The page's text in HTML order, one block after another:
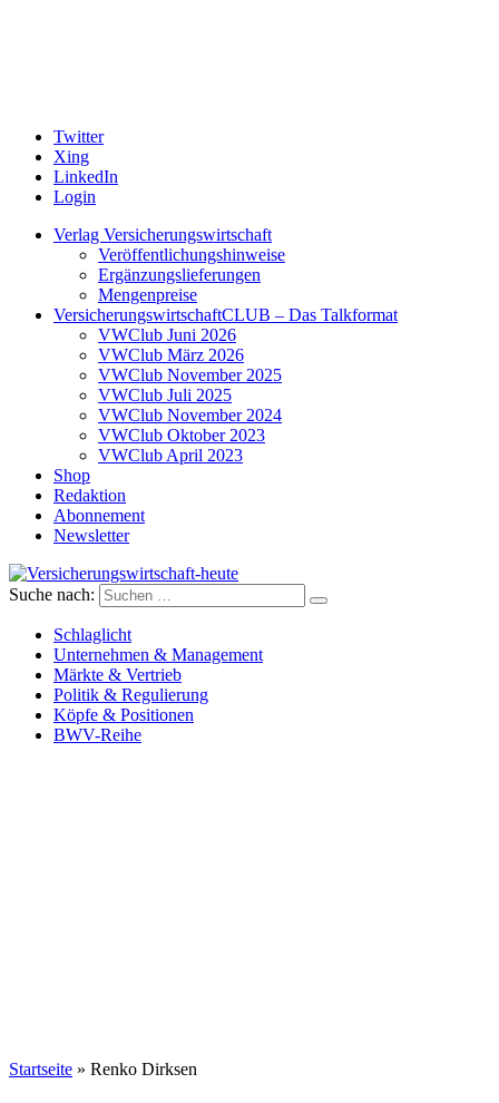
Twitter
Xing
LinkedIn
Login
Verlag Versicherungswirtschaft
Veröffentlichungshinweise
Ergänzungslieferungen
Mengenpreise
VersicherungswirtschaftCLUB – Das Talkformat
VWClub Juni 2026
VWClub März 2026
VWClub November 2025
VWClub Juli 2025
VWClub November 2024
VWClub Oktober 2023
VWClub April 2023
Shop
Redaktion
Abonnement
Newsletter
Versicherungswirtschaft-heute
Suche nach:
Schlaglicht
Unternehmen & Management
Märkte & Vertrieb
Politik & Regulierung
Köpfe & Positionen
BWV-Reihe
Startseite » Renko Dirksen